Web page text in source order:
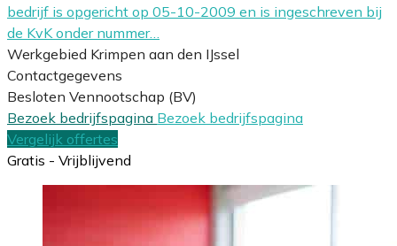
bedrijf is opgericht op 05-10-2009 en is ingeschreven bij
de KvK onder nummer…
Werkgebied Krimpen aan den IJssel
Contactgegevens
Besloten Vennootschap (BV)
Bezoek bedrijfspagina Bezoek bedrijfspagina
Vergelijk offertes
Gratis - Vrijblijvend